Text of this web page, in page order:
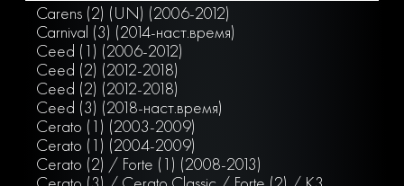
Carens (2) (UN) (2006-2012)
Carnival (3) (2014-наст.время)
Ceed (1) (2006-2012)
Ceed (2) (2012-2018)
Ceed (2) (2012-2018)
Ceed (3) (2018-наст.время)
Cerato (1) (2003-2009)
Cerato (1) (2004-2009)
Cerato (2) / Forte (1) (2008-2013)